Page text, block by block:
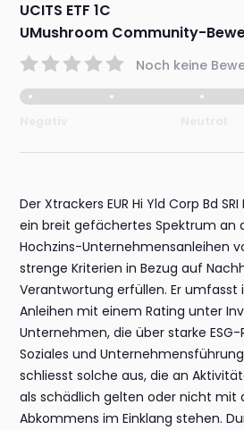
UCITS ETF 1C
UMushroom Community-
Noch keine
Der Xtrackers EUR Hi Yld Corp Bd
ein breit gefächertes Spektrum an
Hochzins-Unternehmensanleihen
strenge Kriterien in Bezug auf
Verantwortung erfüllen. Er umfasst
Anleihen mit einem Rating unter
Unternehmen, die über starke
Soziales und
schliesst solche aus, die an
als schädlich gelten oder nicht mit
Abkommens im Einklang stehen.